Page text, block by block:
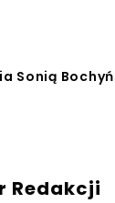
Sonią
Redakcji